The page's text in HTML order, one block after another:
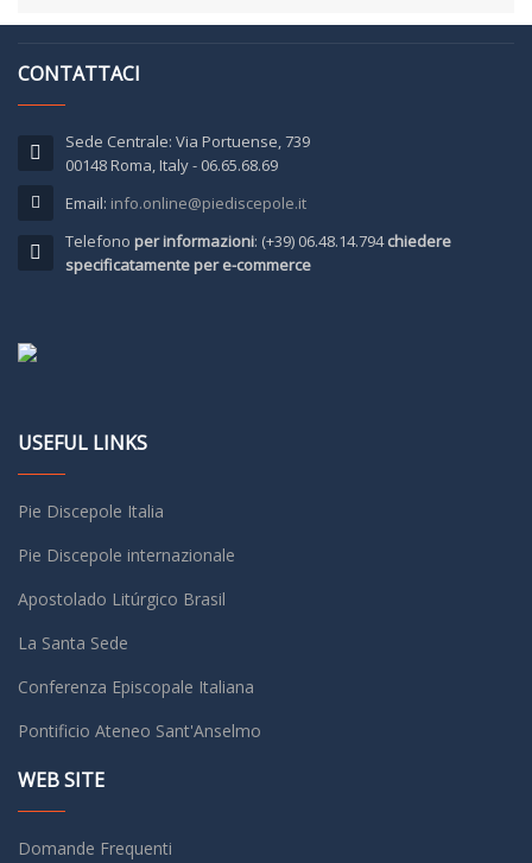
CONTATTACI
Sede Centrale: Via Portuense, 739
00148 Roma, Italy - 06.65.68.69
Email: info.online@piediscepole.it
Telefono per informazioni: (+39) 06.48.14.794chiedere
specificatamente per e-commerce
USEFUL LINKS
Pie Discepole Italia
Pie Discepole internazionale
Apostolado Litúrgico Brasil
La Santa Sede
Conferenza Episcopale Italiana
Pontificio Ateneo Sant'Anselmo
WEB SITE
Domande Frequenti